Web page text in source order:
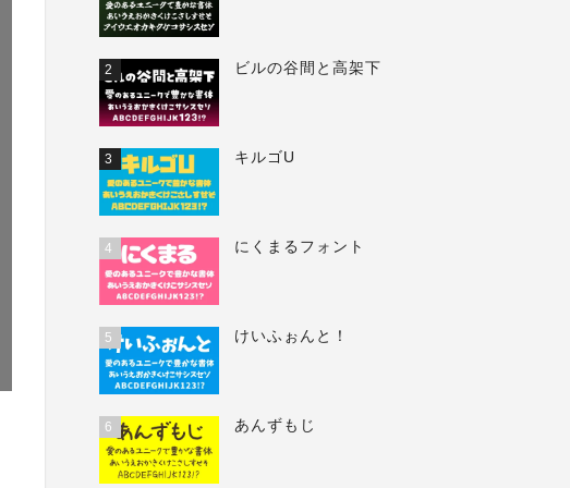
2 ビルの谷間と高架下
3 キルゴU
4 にくまるフォント
5 けいふぉんと！
6 あんずもじ